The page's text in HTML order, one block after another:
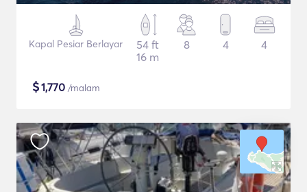
Kapal Pesiar Berlayar
54 ft
16 m
8 4 4
$1,770 /malam